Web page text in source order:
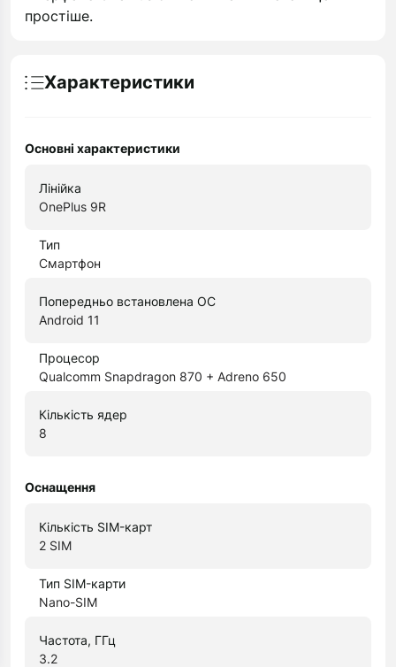
простіше.
Характеристики
Основні характеристики
Лінійка
OnePlus 9R
Тип
Смартфон
Попередньо встановлена ОС
Android 11
Процесор
Qualcomm Snapdragon 870 + Adreno 650
Кількість ядер
8
Оснащення
Кількість SIM-карт
2 SIM
Тип SIM-карти
Nano-SIM
Частота, ГГц
3.2